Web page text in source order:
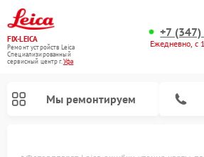
FIX-LEICA
Ремонт устройств Leica
Специализированный
cервисный центр г.Уфа
+7
Ежедневно, с
Мы ремонтируем